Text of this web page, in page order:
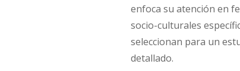
enfoca su atención en
socio-culturales
seleccionan para un
detallado.